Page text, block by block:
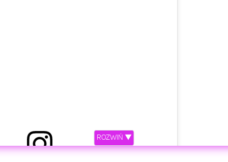
DAWID KWIATKOWSKI (@kwiatkowsky)
ROZWIŃ ▼